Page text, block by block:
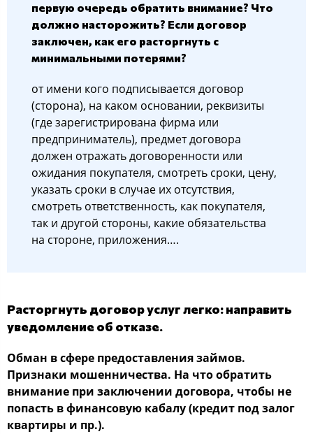
первую очередь обратить внимание? Что
должно насторожить? Если договор
заключен, как его расторгнуть с
минимальными потерями?
от имени кого подписывается договор
(сторона), на каком основании, реквизиты
(где зарегистрирована фирма или
предприниматель), предмет договора
должен отражать договоренности или
ожидания покупателя, смотреть сроки, цену,
указать сроки в случае их отсутствия,
смотреть ответственность, как покупателя,
так и другой стороны, какие обязательства
на стороне, приложения….
Расторгнуть договор услуг легко: направить
уведомление об отказе.
Обман в сфере предоставления займов.
Признаки мошенничества. На что обратить
внимание при заключении договора, чтобы не
попасть в финансовую кабалу (кредит под залог
квартиры и пр.).